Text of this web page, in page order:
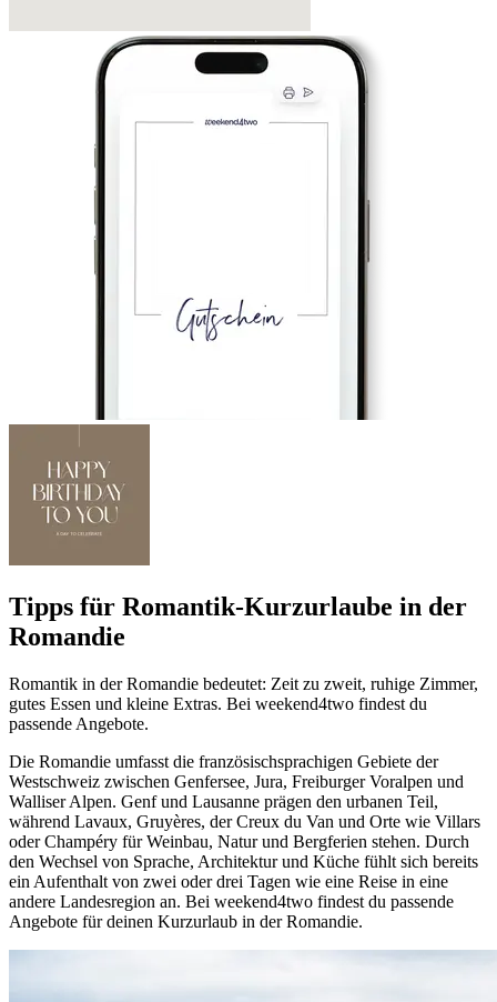
Tipps für Romantik-Kurzurlaube in der
Romandie
Romantik in der Romandie bedeutet: Zeit zu zweit, ruhige Zimmer,
gutes Essen und kleine Extras. Bei weekend4two findest du
passende Angebote.
Die Romandie umfasst die französischsprachigen Gebiete der
Westschweiz zwischen Genfersee, Jura, Freiburger Voralpen und
Walliser Alpen. Genf und Lausanne prägen den urbanen Teil,
während Lavaux, Gruyères, der Creux du Van und Orte wie Villars
oder Champéry für Weinbau, Natur und Bergferien stehen. Durch
den Wechsel von Sprache, Architektur und Küche fühlt sich bereits
ein Aufenthalt von zwei oder drei Tagen wie eine Reise in eine
andere Landesregion an. Bei weekend4two findest du passende
Angebote für deinen Kurzurlaub in der Romandie.